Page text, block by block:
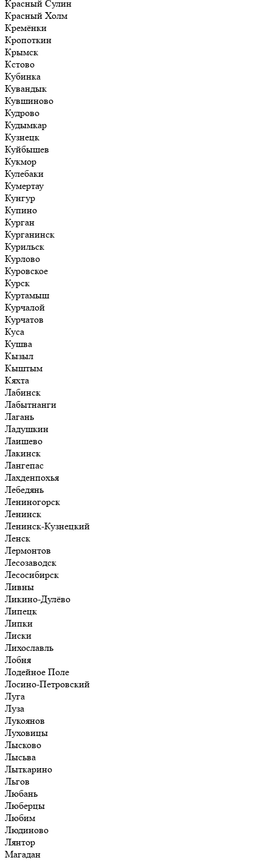
Красный Сулин
Красный Холм
Кремёнки
Кропоткин
Крымск
Кстово
Кубинка
Кувандык
Кувшиново
Кудрово
Кудымкар
Кузнецк
Куйбышев
Кукмор
Кулебаки
Кумертау
Кунгур
Купино
Курган
Курганинск
Курильск
Курлово
Куровское
Курск
Куртамыш
Курчалой
Курчатов
Куса
Кушва
Кызыл
Кыштым
Кяхта
Лабинск
Лабытнанги
Лагань
Ладушкин
Лаишево
Лакинск
Лангепас
Лахденпохья
Лебедянь
Лениногорск
Ленинск
Ленинск-Кузнецкий
Ленск
Лермонтов
Лесозаводск
Лесосибирск
Ливны
Ликино-Дулёво
Липецк
Липки
Лиски
Лихославль
Лобня
Лодейное Поле
Лосино-Петровский
Луга
Луза
Лукоянов
Луховицы
Лысково
Лысьва
Лыткарино
Льгов
Любань
Люберцы
Любим
Людиново
Лянтор
Магадан